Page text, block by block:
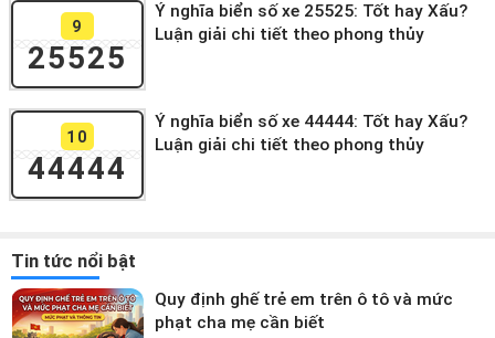
9
25525
Ý nghĩa biển số xe 25525: Tốt hay Xấu?
Luận giải chi tiết theo phong thủy
10
44444
Ý nghĩa biển số xe 44444: Tốt hay Xấu?
Luận giải chi tiết theo phong thủy
Tin tức nổi bật
Quy định ghế trẻ em trên ô tô và mức
phạt cha mẹ cần biết